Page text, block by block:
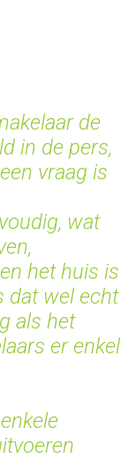
de
in de pers,
vraag is
wat
het huis is
dat wel echt
als het
er enkel